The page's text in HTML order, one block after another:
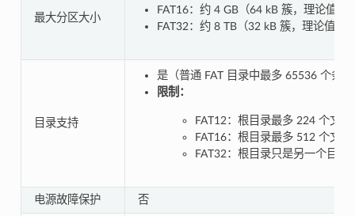
最大分区大小
FAT16：约 4 GB（64 kB 簇，理论值）
FAT32：约 8 TB（32 kB 簇，理论值）
目录支持
是（普通 FAT 目录中最多 65536 个条
限制：
FAT12：根目录最多 224 个文件
FAT16：根目录最多 512 个文件
FAT32：根目录只是另一个目录
电源故障保护 否